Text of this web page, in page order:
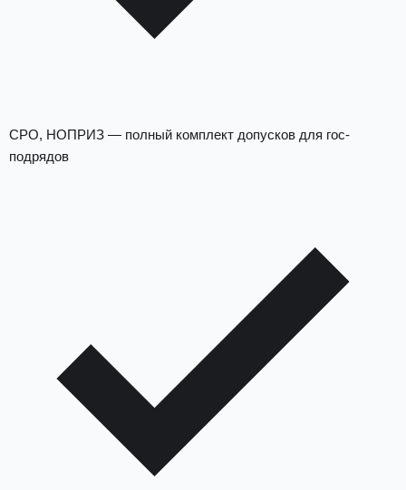
СРО, НОПРИЗ — полный комплект допусков для гос-
подрядов